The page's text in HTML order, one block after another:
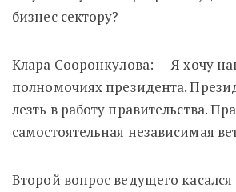
бизнес сектору?
Клара Сооронкулова: — Я хочу
полномочиях президента.
лезть в работу правительства.
самостоятельная независимая
Второй вопрос ведущего